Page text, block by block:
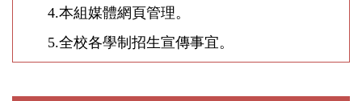
4.本組媒體網頁管理。
5.全校各學制招生宣傳事宜。